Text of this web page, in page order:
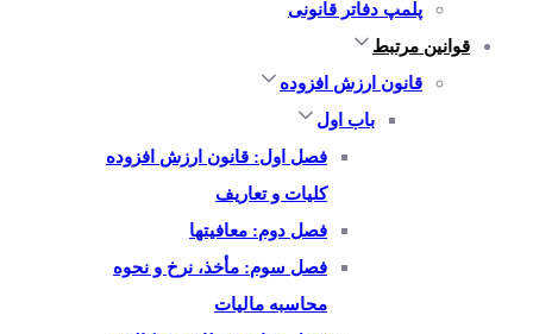
پلمپ دفاتر قانونی
قوانین مرتبط
قانون ارزش افزوده
باب اول
فصل اول: قانون ارزش افزوده
کلیات و تعاریف
فصل دوم: معافیتها
فصل سوم: مأخذ، نرخ و نحوه
محاسبه مالیات